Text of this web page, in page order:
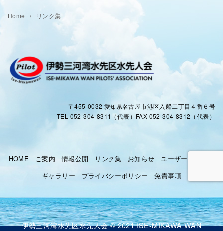
Home リンク集
〒455-0032 愛知県名古屋市港区入船二丁目４番６号
TEL 052-304-8311（代表）FAX 052-304-8312（代表）
HOME ご案内 情報公開 リンク集 お知らせ
ユーザー対応窓口
ギャラリー
プライバシーポリシー 免責事項
伊勢三河湾水先区水先人会 © 2021 ISE-MIKAWA WAN